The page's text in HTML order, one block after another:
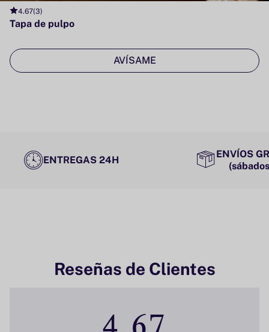
4.67(3)
Tapa de pulpo
AVÍSAME
ENTREGAS 24H
ENVÍOS
Reseñas de Clientes